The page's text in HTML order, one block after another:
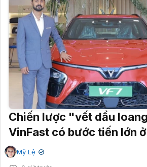
Chiến lược "vết dầu
VinFast có bước tiến lớn
Mỹ Lệ ✔